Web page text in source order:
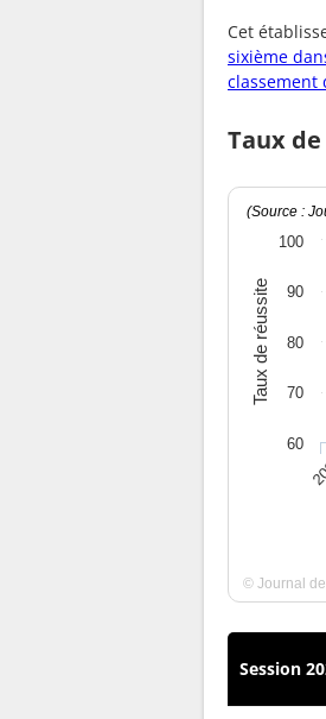
Cet
sixième
classement
Taux
Taux de réussite
(Source :
60
70
80
90
100
© Journal
Session